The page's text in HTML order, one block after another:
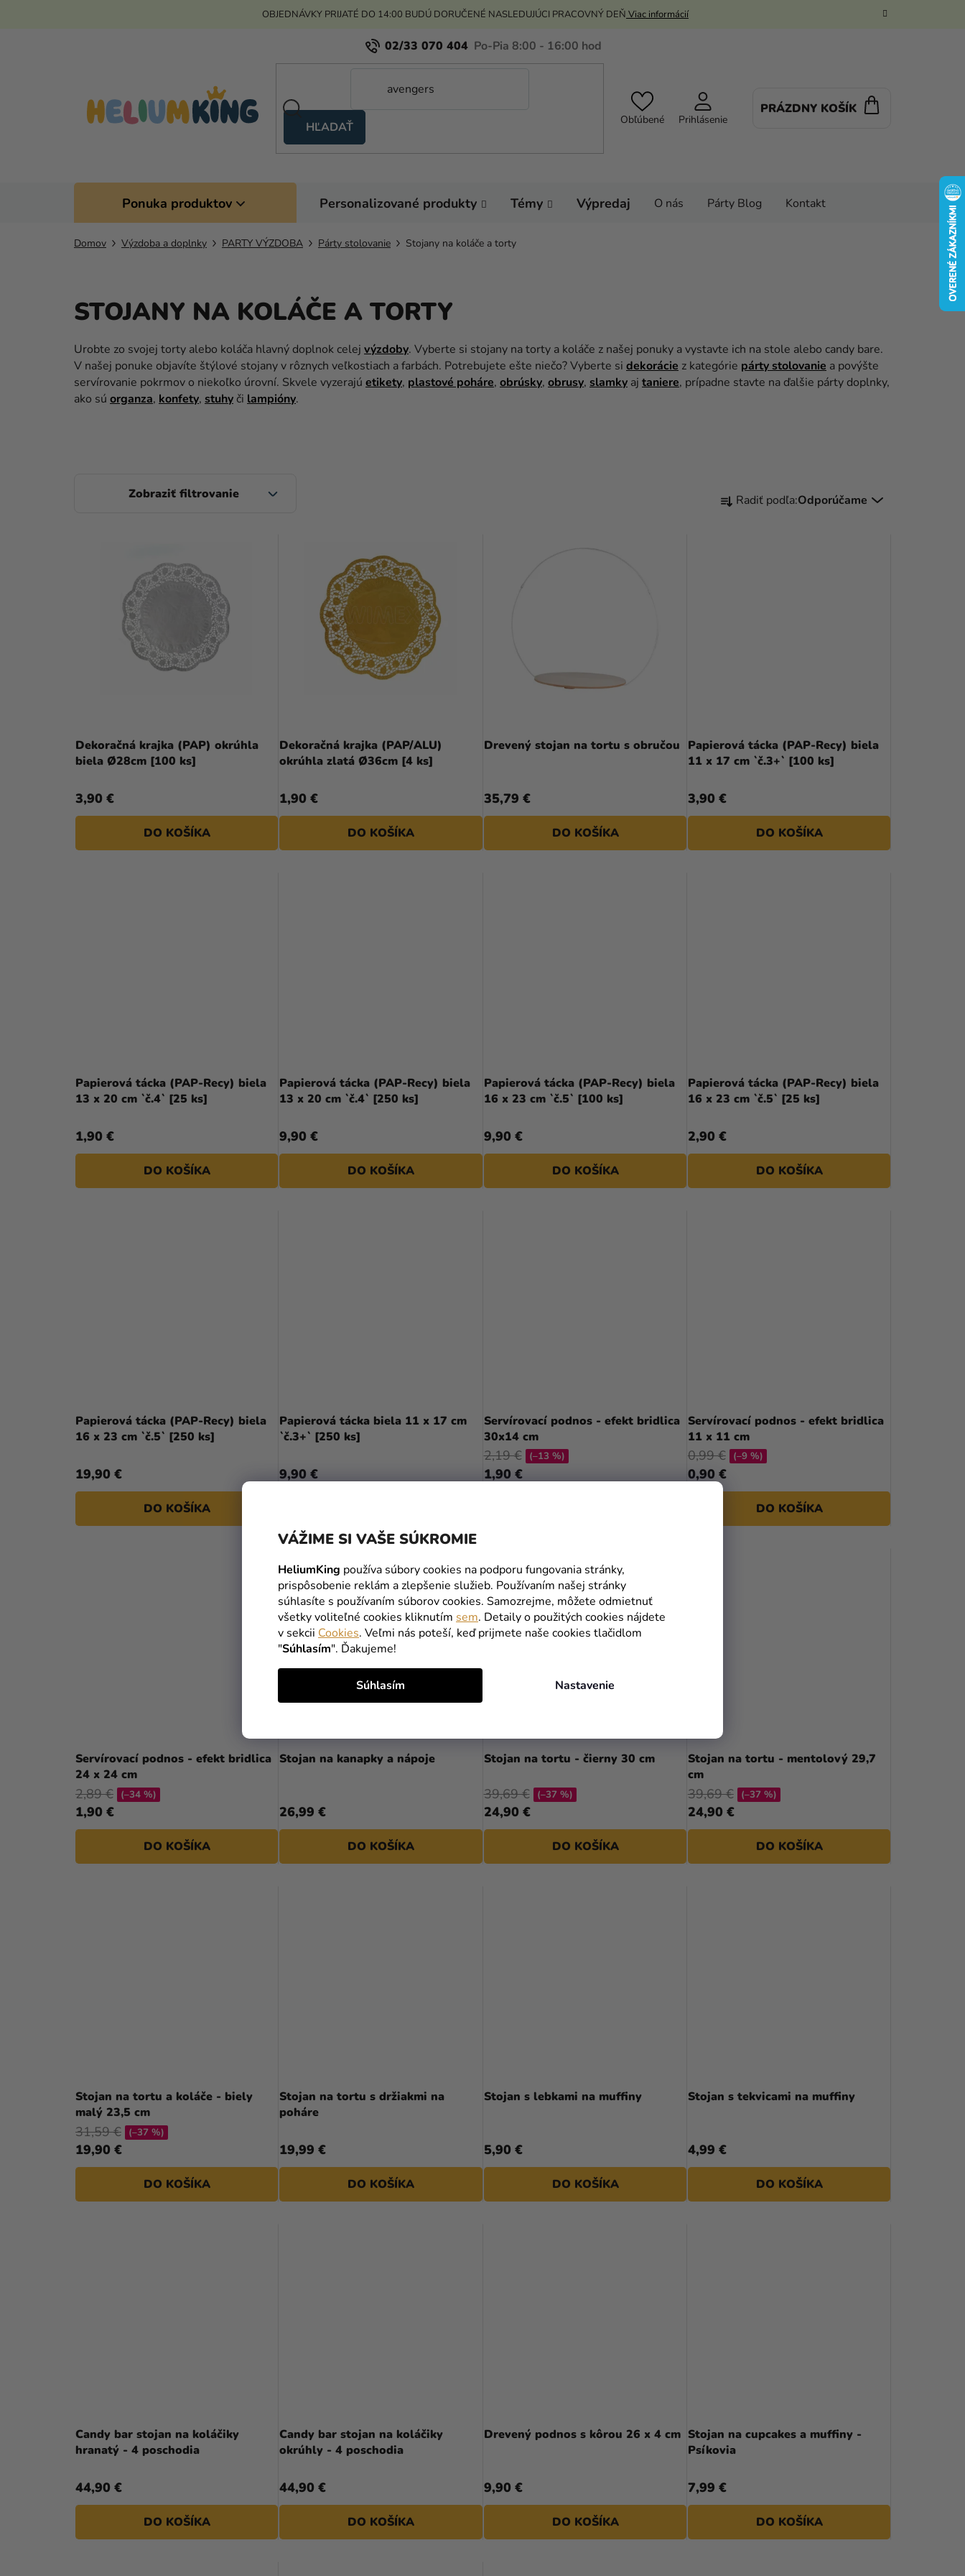
VÁŽIME SI VAŠE SÚKROMIE
HeliumKing používa súbory cookies na podporu fungovania stránky,
prispôsobenie reklám a zlepšenie služieb. Používaním našej stránky
súhlasíte s používaním súborov cookies. Samozrejme, môžete odmietnuť
všetky voliteľné cookies kliknutím sem. Detaily o použitých cookies nájdete
v sekcii Cookies. Veľmi nás poteší, keď prijmete naše cookies tlačidlom
"Súhlasím". Ďakujeme!
Nastavenie
Súhlasím
OBJEDNÁVKY PRIJATÉ DO 14:00 BUDÚ DORUČENÉ NASLEDUJÚCI PRACOVNÝ DEŇ Viac informácií
02/33 070 404
HĽADAŤ Obľúbené Prihlásenie
PRÁZDNY KOŠÍK
Ponuka produktov Personalizované produkty Témy Výpredaj O nás Párty Blog Kontakt
Domov Výzdoba a doplnky PARTY VÝZDOBA Párty stolovanie Stojany na koláče a torty
STOJANY NA KOLÁČE A TORTY
Urobte zo svojej torty alebo koláča hlavný doplnok celej výzdoby. Vyberte si stojany na torty a koláče z našej ponuky a vystavte ich na stole alebo candy bare.
V našej ponuke objavíte štýlové stojany v rôznych veľkostiach a farbách. Potrebujete ešte niečo? Vyberte si dekorácie z kategórie párty stolovanie a povýšte
servírovanie pokrmov o niekoľko úrovní. Skvele vyzerajú etikety, plastové poháre, obrúsky, obrusy, slamky aj taniere, prípadne stavte na ďalšie párty doplnky,
ako sú organza, konfety, stuhy či lampióny.
R
D
U
K
T
O
Radiť podľa:Odporúčame
D
U
K
T
O
Dekoračná krajka (PAP) okrúhla
biela Ø28cm [100 ks]
3,90 €
DO KOŠÍKA
Dekoračná krajka (PAP/ALU)
okrúhla zlatá Ø36cm [4 ks]
1,90 €
DO KOŠÍKA
Drevený stojan na tortu s obručou
35,79 €
DO KOŠÍKA
Papierová tácka (PAP-Recy) biela
11 x 17 cm `č.3+` [100 ks]
3,90 €
DO KOŠÍKA
Papierová tácka (PAP-Recy) biela
13 x 20 cm `č.4` [25 ks]
1,90 €
DO KOŠÍKA
Papierová tácka (PAP-Recy) biela
13 x 20 cm `č.4` [250 ks]
9,90 €
DO KOŠÍKA
Papierová tácka (PAP-Recy) biela
16 x 23 cm `č.5` [100 ks]
9,90 €
DO KOŠÍKA
Papierová tácka (PAP-Recy) biela
16 x 23 cm `č.5` [25 ks]
2,90 €
DO KOŠÍKA
Papierová tácka (PAP-Recy) biela
16 x 23 cm `č.5` [250 ks]
19,90 €
DO KOŠÍKA
Papierová tácka biela 11 x 17 cm
`č.3+` [250 ks]
9,90 €
Servírovací podnos - efekt bridlica
30x14 cm
1,90 €
2,19 € (–13 %)
Servírovací podnos - efekt bridlica
11 x 11 cm
0,90 €
0,99 € (–9 %)
DO KOŠÍKA
Servírovací podnos - efekt bridlica
24 x 24 cm
1,90 €
2,89 € (–34 %)
DO KOŠÍKA
Stojan na kanapky a nápoje
26,99 €
DO KOŠÍKA
Stojan na tortu - čierny 30 cm
24,90 €
39,69 € (–37 %)
DO KOŠÍKA
Stojan na tortu - mentolový 29,7
cm
24,90 €
39,69 € (–37 %)
DO KOŠÍKA
Stojan na tortu a koláče - biely
malý 23,5 cm
19,90 €
31,59 € (–37 %)
DO KOŠÍKA
Stojan na tortu s držiakmi na
poháre
19,99 €
DO KOŠÍKA
Stojan s lebkami na muffiny
5,90 €
DO KOŠÍKA
Stojan s tekvicami na muffiny
4,99 €
DO KOŠÍKA
Candy bar stojan na koláčiky
hranatý - 4 poschodia
44,90 €
DO KOŠÍKA
Candy bar stojan na koláčiky
okrúhly - 4 poschodia
44,90 €
DO KOŠÍKA
Drevený podnos s kôrou 26 x 4 cm
9,90 €
DO KOŠÍKA
Stojan na cupcakes a muffiny -
Psíkovia
7,99 €
DO KOŠÍKA